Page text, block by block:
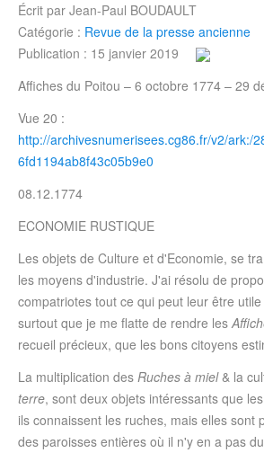
Écrit par Jean-Paul BOUDAULT
Catégorie : Revue de la presse ancienne
Publication : 15 janvier 2019
Affiches du Poitou – 6 octobre 1774 – 29
Vue 20 :
http://archivesnumerisees.cg86.fr/v2/ark:/
6fd1194ab8f43c05b9e0
08.12.1774
ECONOMIE RUSTIQUE
Les objets de Culture et d'Economie, se
les moyens d'industrie. J'ai résolu de
compatriotes tout ce qui peut leur être
surtout que je me flatte de rendre les
recueil précieux, que les bons citoyens
La multiplication des Ruches à miel& la
terre, sont deux objets intéressants que
ils connaissent les ruches, mais elles sont
des paroisses entières où il n'y en a pas